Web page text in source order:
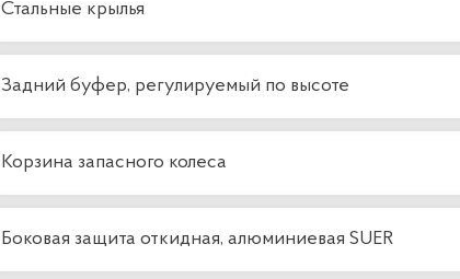
Стальные крылья
Задний буфер, регулируемый по высоте
Корзина запасного колеса
Боковая защита откидная, алюминиевая SUER